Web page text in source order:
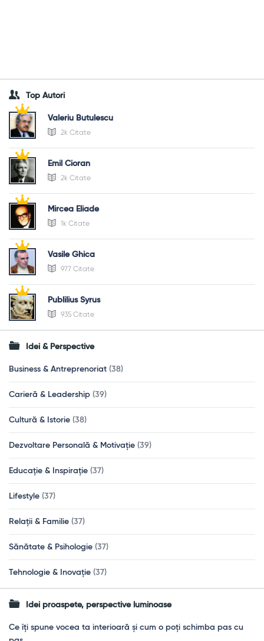
Top Autori
Valeriu Butulescu
2k Citate
Emil Cioran
2k Citate
Mircea Eliade
1k Citate
Vasile Ghica
977 Citate
Publilius Syrus
935 Citate
Idei & Perspective
Business & Antreprenoriat (38)
Carieră & Leadership (39)
Cultură & Istorie (38)
Dezvoltare Personală & Motivație (39)
Educație & Inspirație (37)
Lifestyle (37)
Relații & Familie (37)
Sănătate & Psihologie (37)
Tehnologie & Inovație (37)
Idei proaspete, perspective luminoase
Ce îți spune vocea ta interioară și cum o poți schimba pas cu